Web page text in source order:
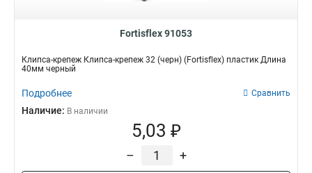
Fortisflex 91053
Клипса-крепеж Клипса-крепеж 32 (черн) (Fortisflex) пластик Длина
40мм черный
Подробнее Сравнить
Наличие: В наличии
5,03 ₽
– +